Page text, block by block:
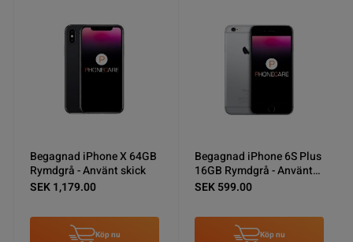
Begagnad iPhone X 64GB
Rymdgrå - Använt skick
SEK 1,179.00
Köp nu
Begagnad iPhone 6S Plus
16GB Rymdgrå - Använt
skick
SEK 599.00
Köp nu